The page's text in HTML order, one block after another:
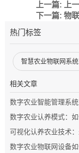
上一篇: 上
热门标签
智慧农业物联网系统
相关文章
数字农业智能管理系
数字农业认养模式：
可视化认养农业技术
数字农业物联网设备